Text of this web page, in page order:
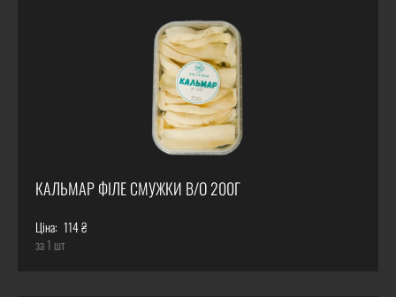
КАЛЬМАР ФІЛЕ СМУЖКИ В/О 200Г
Ціна: 114 ₴
за 1 шт